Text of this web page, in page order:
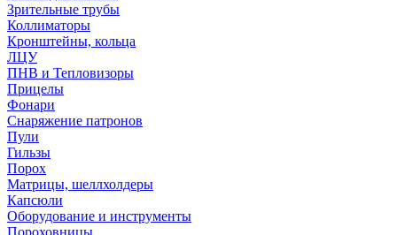
Зрительные трубы
Коллиматоры
Кронштейны, кольца
ЛЦУ
ПНВ и Тепловизоры
Прицелы
Фонари
Снаряжение патронов
Пули
Гильзы
Порох
Матрицы, шеллхолдеры
Капсюли
Оборудование и инструменты
Пороховницы